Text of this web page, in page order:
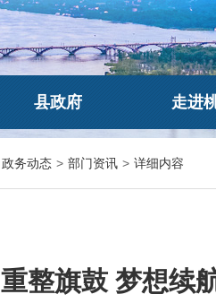
县政府 走进
政务动态 > 部门资讯 > 详细内容
重整旗鼓 梦想续